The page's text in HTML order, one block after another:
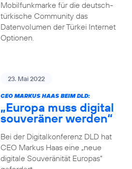
Mobilfunkmarke für die deutsch-
türkische Community das
Datenvolumen der Türkei Internet
Optionen.
23. Mai 2022
CEO MARKUS HAAS BEIM DLD:
„Europa muss digital
souveräner werden“
Bei der Digitalkonferenz DLD hat
CEO Markus Haas eine „neue
digitale Souveränität Europas“